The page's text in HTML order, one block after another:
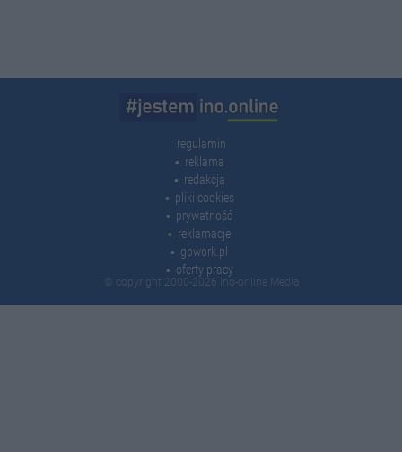
regulamin
reklama
redakcja
pliki cookies
prywatność
reklamacje
gowork.pl
oferty pracy
© copyright 2000-2026 Ino-online Media